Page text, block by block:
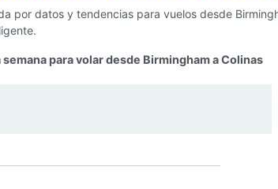
por datos y tendencias para vuelos desde
para volar desde Birmingham a Colinas